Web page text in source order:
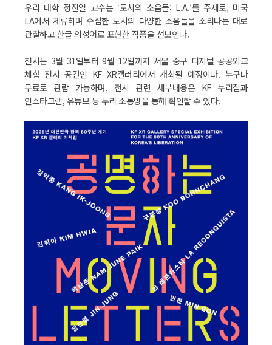
우리 대학 정진열 교수는 ‘도시의 소음들: L.A.’를 주제로, 미국
LA에서 체류하며 수집한 도시의 다양한 소음들을 소리나는 대로
관찰하고 한글 의성어로 표현한 작품을 선보인다.
전시는 3월 31일부터 9월 12일까지 서울 중구 디지털 공공외교
체험 전시 공간인 KF XR갤러리에서 개최될 예정이다. 누구나
무료로 관람 가능하며, 전시 관련 세부내용은 KF 누리집과
인스타그램, 유튜브 등 누리 소통망을 통해 확인할 수 있다.